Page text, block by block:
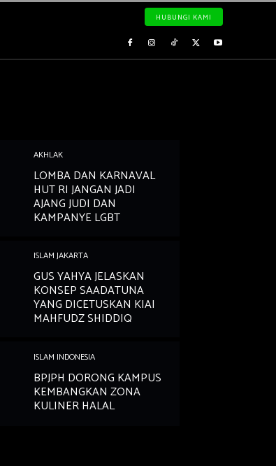
HUBUNGI KAMI
AKHLAK
LOMBA DAN KARNAVAL
HUT RI JANGAN JADI
AJANG JUDI DAN
KAMPANYE LGBT
ISLAM JAKARTA
GUS YAHYA JELASKAN
KONSEP SAADATUNA
YANG DICETUSKAN KIAI
MAHFUDZ SHIDDIQ
ISLAM INDONESIA
BPJPH DORONG KAMPUS
KEMBANGKAN ZONA
KULINER HALAL